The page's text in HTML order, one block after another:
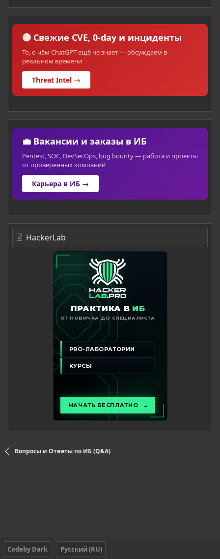
🔴 Свежие CVE, 0-day и инциденты
То, о чём ChatGPT ещё не знает — обсуждаем в
реальном времени
Threat Intel →
💼 Вакансии и заказы в ИБ
Pentest, SOC, DevSecOps, bug bounty — работа и проекты
от проверенных компаний
Карьера в ИБ →
HackerLab
Вопросы и Ответы по ИБ (Q&A)
Codeby Dark
Русский (RU)